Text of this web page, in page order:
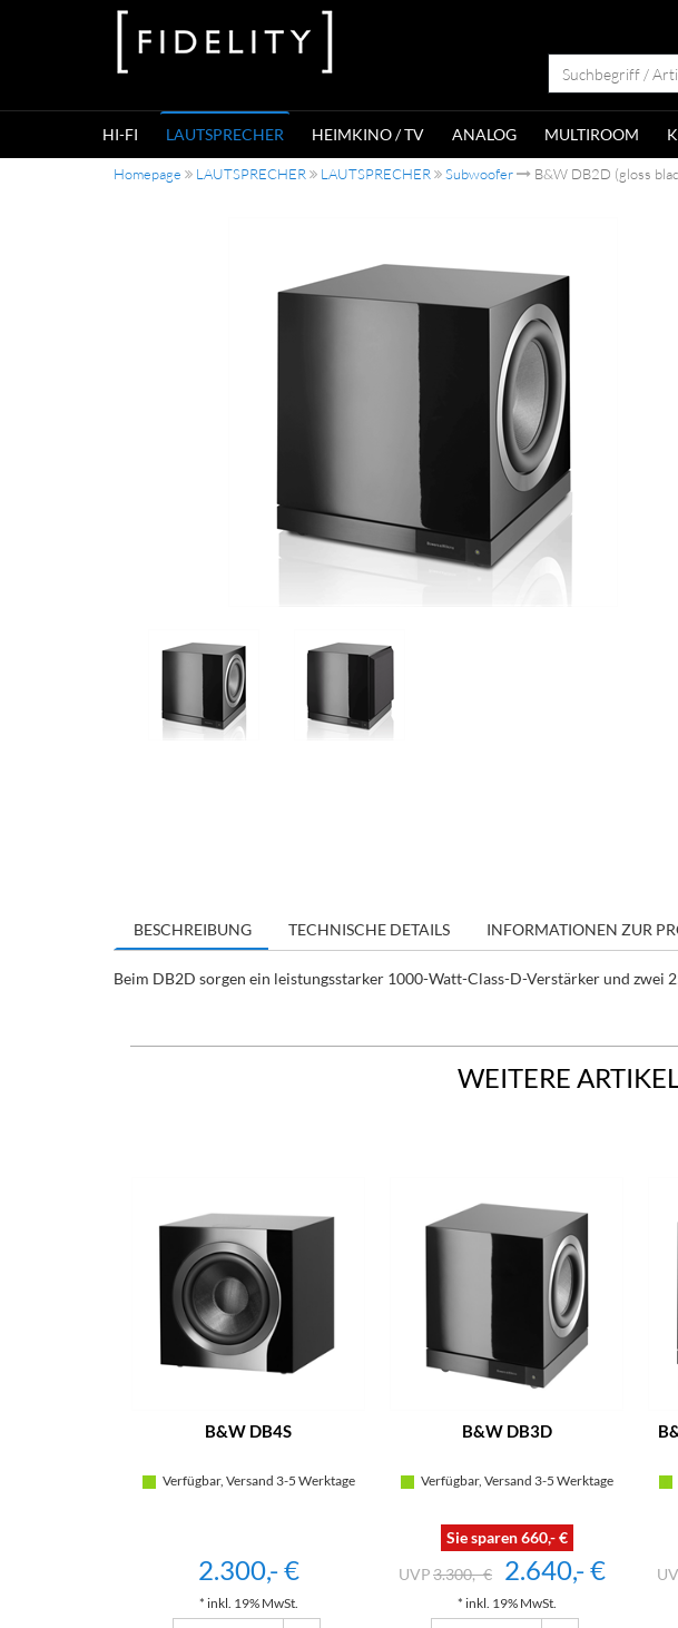
HI-FI LAUTSPRECHER HEIMKINO / TV ANALOG MULTIROOM
Homepage LAUTSPRECHER LAUTSPRECHER Subwoofer B&W DB2D (gloss
BESCHREIBUNG TECHNISCHE DETAILS INFORMATIONEN ZUR
Beim DB2D sorgen ein leistungsstarker 1000-Watt-Class-D-Verstärker und
WEITERE
B&W DB4S
Verfügbar, Versand 3-5 Werktage
2.300,- €
* inkl. 19% MwSt.
B&W DB3D
Verfügbar, Versand 3-5 Werktage
Sie sparen 660,- €
3.300,- €
2.640,- €
* inkl. 19% MwSt.